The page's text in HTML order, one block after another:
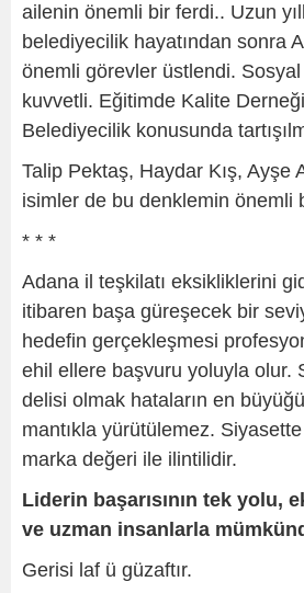
ailenin önemli bir ferdi.. Uzun
belediyecilik hayatından sonra
önemli görevler üstlendi.
kuvvetli. Eğitimde Kalite
Belediyecilik konusunda
Talip Pektaş, Haydar Kış, Ayşe
isimler de bu denklemin önemli
* * *
Adana il teşkilatı eksikliklerini
itibaren başa güreşecek bir
hedefin gerçekleşmesi
ehil ellere başvuru yoluyla olur.
delisi olmak hataların en
mantıkla yürütülemez.
marka değeri ile ilintilidir.
Liderin başarısının tek yolu,
ve uzman insanlarla
Gerisi laf ü güzaftır.